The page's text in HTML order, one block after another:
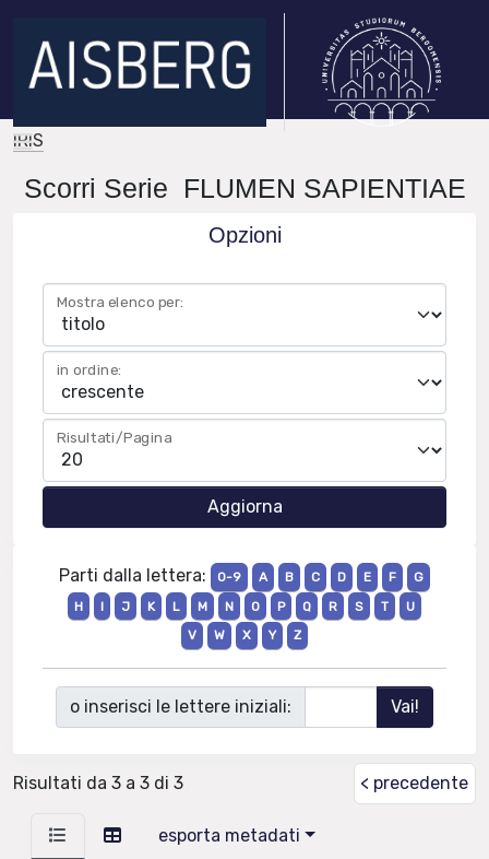
IRIS
Scorri Serie FLUMEN SAPIENTIAE
Opzioni
Mostra elenco per:
in ordine:
Risultati/Pagina
Parti dalla lettera: 0-9 A B C D E F
G
H
I J K L M N O P Q R S T
U
V
W X Y Z
o inserisci le lettere iniziali:
Risultati da 3 a 3 di 3 < precedente
esporta metadati